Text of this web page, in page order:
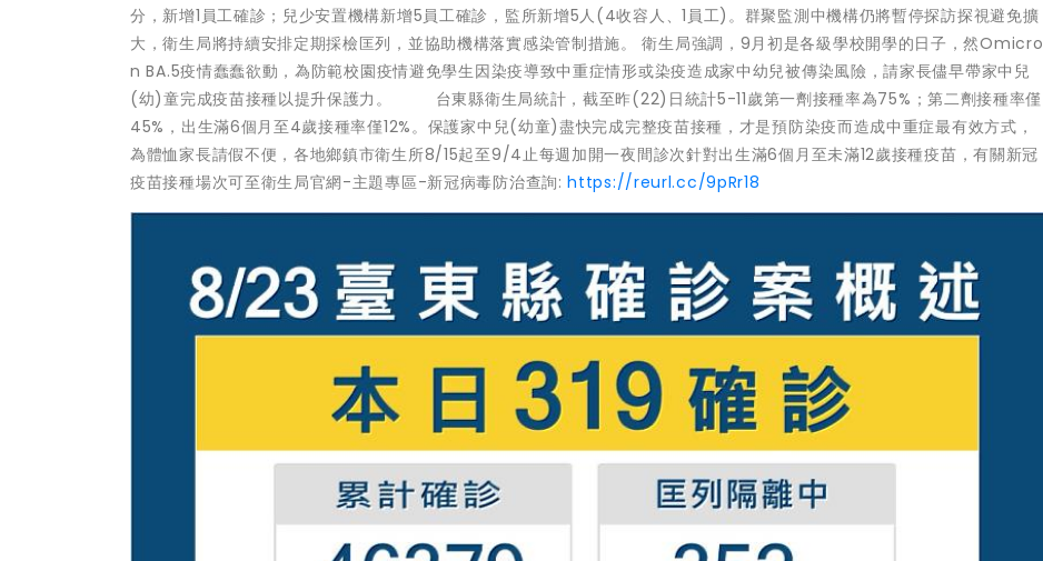
分，新增1員工確診；兒少安置機構新增5員工確診，監所新增5人(4收容人、1員工)。群聚監測中機構仍將暫停探訪探視避免擴
大，衛生局將持續安排定期採檢匡列，並協助機構落實感染管制措施。 衛生局強調，9月初是各級學校開學的日子，然Omicro
n BA.5疫情蠢蠢欲動，為防範校園疫情避免學生因染疫導致中重症情形或染疫造成家中幼兒被傳染風險，請家長儘早帶家中兒
(幼)童完成疫苗接種以提升保護力。 台東縣衛生局統計，截至昨(22)日統計5-11歲第一劑接種率為75%；第二劑接種率僅
45%，出生滿6個月至4歲接種率僅12%。保護家中兒(幼童)盡快完成完整疫苗接種，才是預防染疫而造成中重症最有效方式，
為體恤家長請假不便，各地鄉鎮市衛生所8/15起至9/4止每週加開一夜間診次針對出生滿6個月至未滿12歲接種疫苗，有關新冠
疫苗接種場次可至衛生局官網-主題專區-新冠病毒防治查詢:https://reurl.cc/9pRr18